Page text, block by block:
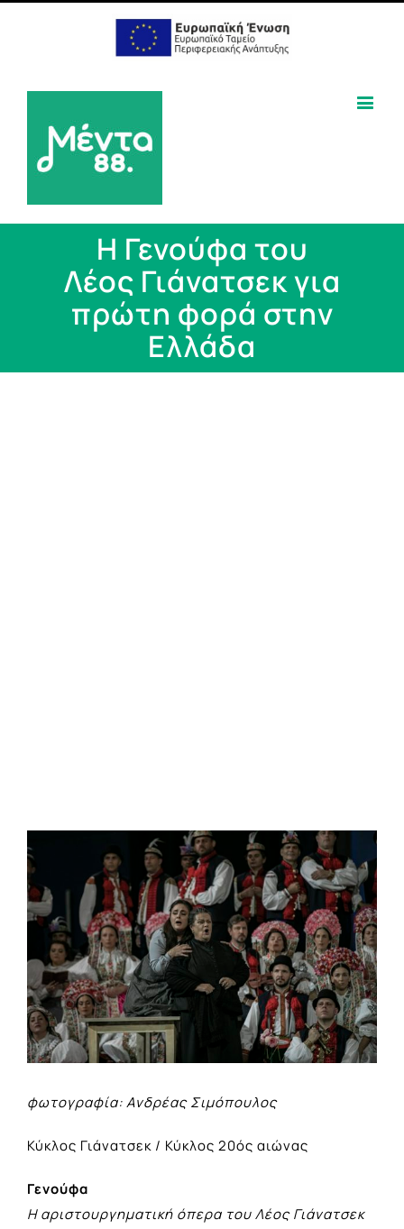
Η Γενούφα του
Λέος Γιάνατσεκ για
πρώτη φορά στην
Ελλάδα
Larger
Image
φωτογραφία: Ανδρέας Σιμόπουλος
Κύκλος Γιάνατσεκ / Κύκλος 20ός αιώνας
Γενούφα
Η αριστουργηματική όπερα του Λέος Γιάνατσεκ